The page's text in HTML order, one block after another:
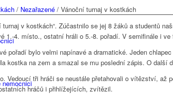
/ Nezařazené / Vánoční turnaj v kostkách
v kostkách“. Zúčastnilo se jej 8 žáků a studentů
1.-4. místo., ostatní hráli o 5.-8. pořadí. V semifinále i ve
pořadí bylo velmi napínavé a dramatické. Jeden
kostka na zem a smazal se mu poslední zápis. O další
Vedoucí tři hráči se neustále přetahovali o vítězství, až
hráčů i přihlížejících, zvítězil.